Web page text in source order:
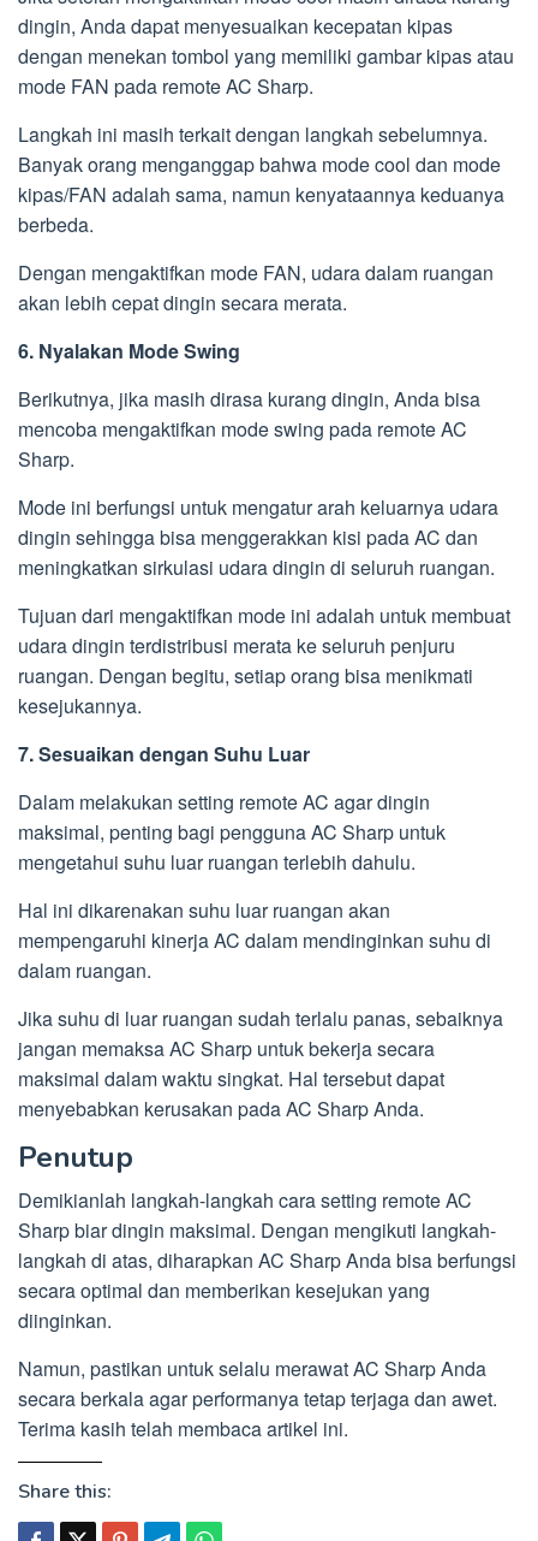
dingin, Anda dapat menyesuaikan kecepatan kipas
dengan menekan tombol yang memiliki gambar kipas atau
mode FAN pada remote AC Sharp.
Langkah ini masih terkait dengan langkah sebelumnya.
Banyak orang menganggap bahwa mode cool dan mode
kipas/FAN adalah sama, namun kenyataannya keduanya
berbeda.
Dengan mengaktifkan mode FAN, udara dalam ruangan
akan lebih cepat dingin secara merata.
6. Nyalakan Mode Swing
Berikutnya, jika masih dirasa kurang dingin, Anda bisa
mencoba mengaktifkan mode swing pada remote AC
Sharp.
Mode ini berfungsi untuk mengatur arah keluarnya udara
dingin sehingga bisa menggerakkan kisi pada AC dan
meningkatkan sirkulasi udara dingin di seluruh ruangan.
Tujuan dari mengaktifkan mode ini adalah untuk membuat
udara dingin terdistribusi merata ke seluruh penjuru
ruangan. Dengan begitu, setiap orang bisa menikmati
kesejukannya.
7. Sesuaikan dengan Suhu Luar
Dalam melakukan setting remote AC agar dingin
maksimal, penting bagi pengguna AC Sharp untuk
mengetahui suhu luar ruangan terlebih dahulu.
Hal ini dikarenakan suhu luar ruangan akan
mempengaruhi kinerja AC dalam mendinginkan suhu di
dalam ruangan.
Jika suhu di luar ruangan sudah terlalu panas, sebaiknya
jangan memaksa AC Sharp untuk bekerja secara
maksimal dalam waktu singkat. Hal tersebut dapat
menyebabkan kerusakan pada AC Sharp Anda.
Penutup
Demikianlah langkah-langkah cara setting remote AC
Sharp biar dingin maksimal. Dengan mengikuti langkah-
langkah di atas, diharapkan AC Sharp Anda bisa berfungsi
secara optimal dan memberikan kesejukan yang
diinginkan.
Namun, pastikan untuk selalu merawat AC Sharp Anda
secara berkala agar performanya tetap terjaga dan awet.
Terima kasih telah membaca artikel ini.
Share this: